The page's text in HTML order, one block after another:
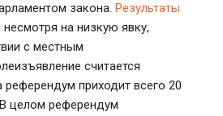
закона. Результаты
несмотря на низкую явку,
с местным
считается
приходит всего 20
целом референдум